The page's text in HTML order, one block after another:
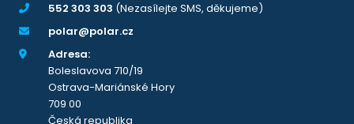
552 303 303 (Nezasílejte SMS, děkujeme)
polar@polar.cz
Adresa:
Boleslavova 710/19
Ostrava-Mariánské Hory
709 00
Česká republika